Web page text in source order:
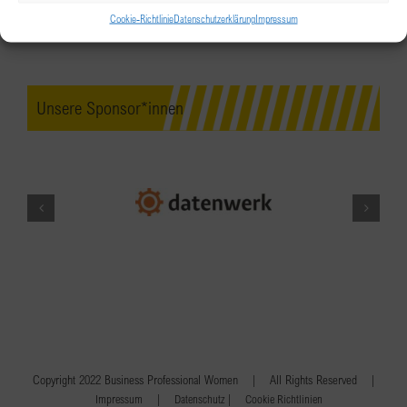
Cookie-RichtlinieDatenschutzerklärungImpressum
Unsere Sponsor*innen
Copyright 2022 Business Professional Women | All Rights Reserved |
Impressum | Datenschutz | Cookie Richtlinien